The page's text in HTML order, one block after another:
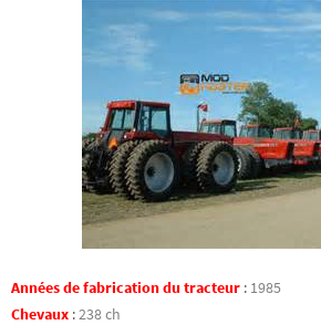
Années de fabrication du tracteur : 1985
Chevaux :238 ch